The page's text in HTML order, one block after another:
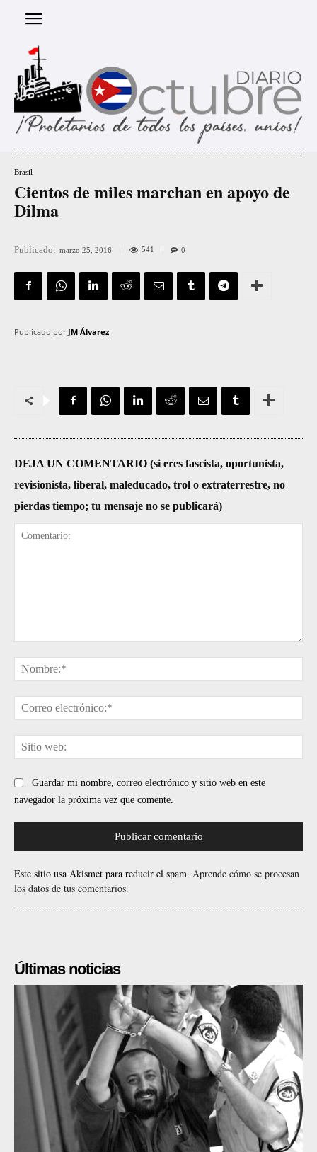
Brasil
Cientos de miles marchan en apoyo de
Dilma
Publicado: marzo 25, 2016 541 0
Publicado por JM Álvarez
DEJA UN COMENTARIO (si eres fascista, oportunista,
revisionista, liberal, maleducado, trol o extraterrestre, no
pierdas tiempo; tu mensaje no se publicará)
Guardar mi nombre, correo electrónico y sitio web en este
navegador la próxima vez que comente.
Este sitio usa Akismet para reducir el spam. Aprende cómo se procesan
los datos de tus comentarios.
Últimas noticias